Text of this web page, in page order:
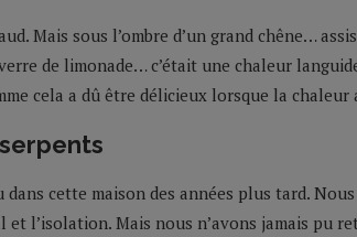
Mais sous l’ombre d’un grand chêne…
de limonade… c’était une chaleur
cela a dû être délicieux lorsque la
dans cette maison des années plus tard.
et l’isolation. Mais nous n’avons jamais pu